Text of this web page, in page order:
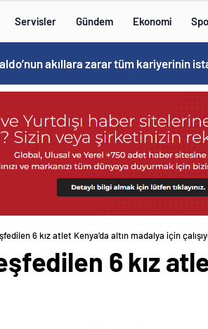
Servisler Gündem Ekonomi
6 kız atlet Kenya’da altın madalya için
6 kız